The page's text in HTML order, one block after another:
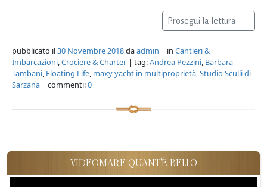
Prosegui la lettura
pubblicato il30 Novembre 2018daadmin | in Cantieri &
Imbarcazioni,Crociere & Charter | tag:Andrea Pezzini, Barbara
Tambani, Floating Life, maxy yacht in multiproprietà,Studio Sculli di
Sarzana | commenti:0
VIDEOMARE QUANT'È BELLO